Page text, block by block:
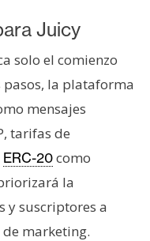
Juicy
solo el comienzo
la plataforma
mensajes
tarifas de
ERC-20como
la
y suscriptores a
marketing.